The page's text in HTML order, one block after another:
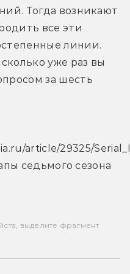
Тогда возникают
все эти
линии.
уже раз вы
за шесть
article/29325/
седьмого сезона
выделите фрагмент